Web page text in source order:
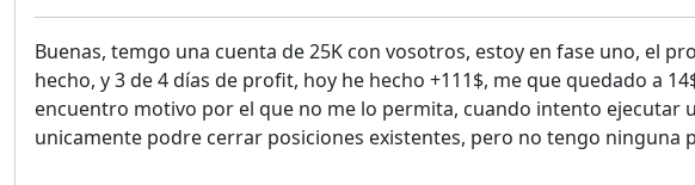
Buenas, temgo una cuenta de 25K con vosotros, estoy en fase uno, el
hecho, y 3 de 4 días de profit, hoy he hecho +111$, me que quedado a
encuentro motivo por el que no me lo permita, cuando intento ejecutar
unicamente podre cerrar posiciones existentes, pero no tengo